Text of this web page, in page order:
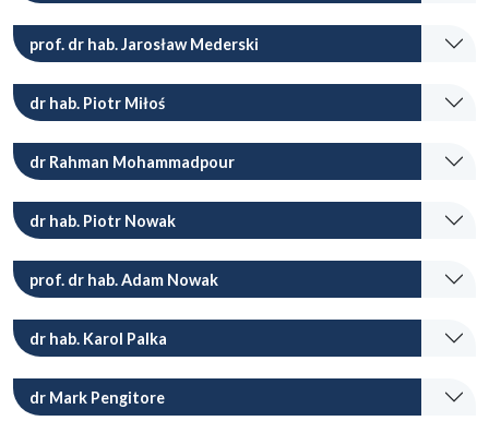
prof. dr hab. Jarosław Mederski
dr hab. Piotr Miłoś
dr Rahman Mohammadpour
dr hab. Piotr Nowak
prof. dr hab. Adam Nowak
dr hab. Karol Palka
dr Mark Pengitore